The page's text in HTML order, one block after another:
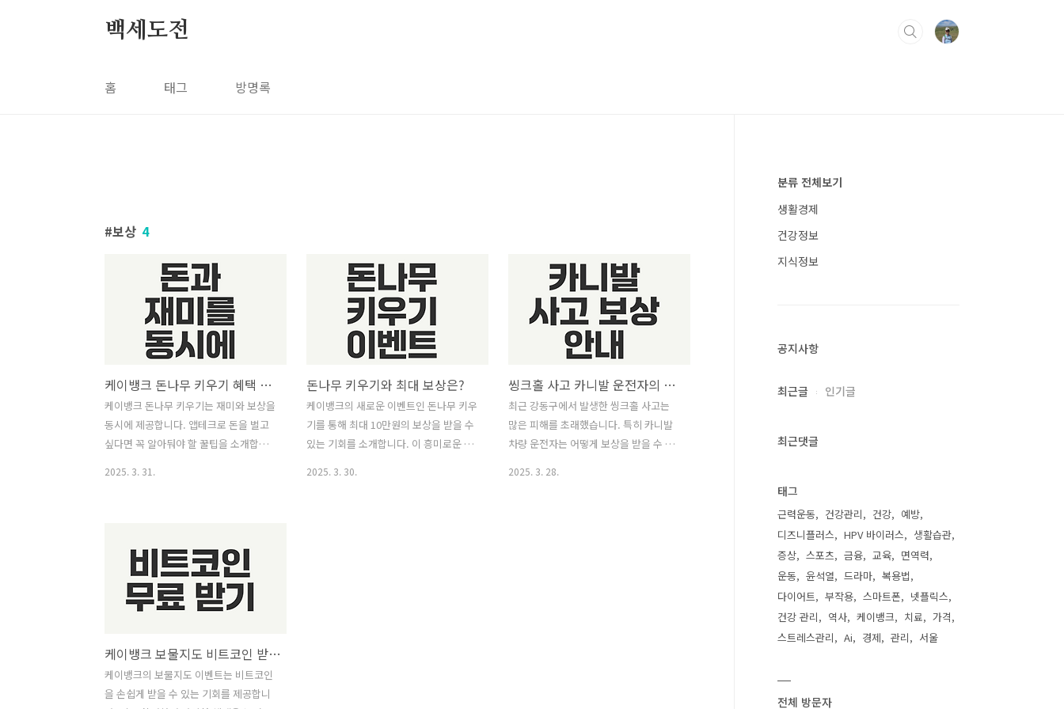
백세도전
홈 태그 방명록
보상 4
케이뱅크 돈나무 키우기 혜택 총정리
케이뱅크 돈나무 키우기는 재미와 보상을
동시에 제공합니다. 앱테크로 돈을 벌고
싶다면 꼭 알아둬야 할 꿀팁을 소개합니
2025. 3. 31.
돈나무 키우기와 최대 보상은?
케이뱅크의 새로운 이벤트인 돈나무 키우
기를 통해 최대 10만원의 보상을 받을 수
있는 기회를 소개합니다. 이 흥미로운 과
2025. 3. 30.
씽크홀 사고 카니발 운전자의 보상방법은
최근 강동구에서 발생한 씽크홀 사고는
많은 피해를 초래했습니다. 특히 카니발
차량 운전자는 어떻게 보상을 받을 수 있
2025. 3. 28.
케이뱅크 보물지도 비트코인 받는 법
케이뱅크의 보물지도 이벤트는 비트코인
을 손쉽게 받을 수 있는 기회를 제공합니
분류 전체보기
생활경제
건강정보
지식정보
공지사항
최근글 인기글
최근댓글
태그
근력운동 건강관리 건강
예방
디즈니플러스
HPV 바이러스
생활습관
증상
스포츠 금융 교육
면역력
운동
윤석열 드라마
복용법
다이어트
부작용 스마트폰
넷플릭스
건강 관리
역사 케이뱅크 치료
가격
스트레스관리
Ai 경제 관리 서울
전체 방문자